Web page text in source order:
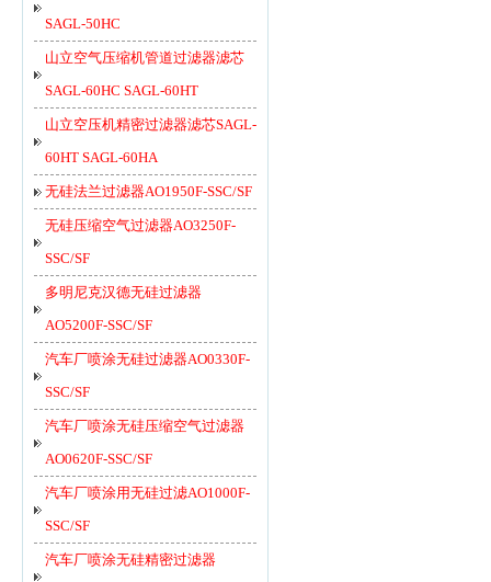
SAGL-50HC
山立空气压缩机管道过滤器滤芯
SAGL-60HC SAGL-60HT
山立空压机精密过滤器滤芯SAGL-
60HT SAGL-60HA
无硅法兰过滤器AO1950F-SSC/SF
无硅压缩空气过滤器AO3250F-
SSC/SF
多明尼克汉德无硅过滤器
AO5200F-SSC/SF
汽车厂喷涂无硅过滤器AO0330F-
SSC/SF
汽车厂喷涂无硅压缩空气过滤器
AO0620F-SSC/SF
汽车厂喷涂用无硅过滤AO1000F-
SSC/SF
汽车厂喷涂无硅精密过滤器